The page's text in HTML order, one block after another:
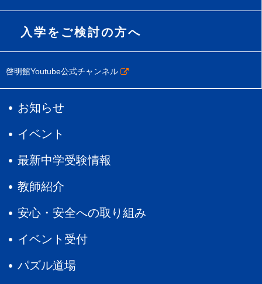
入学をご検討の方へ
啓明館Youtube公式チャンネル
お知らせ
イベント
最新中学受験情報
教師紹介
安心・安全への取り組み
イベント受付
パズル道場